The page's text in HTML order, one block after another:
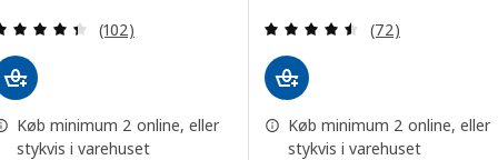
Anmeld: 4.4 ud af 5 Stjerner. Anmeldelser i alt:
(102)
Køb minimum 2 online, eller
stykvis i varehuset
Anmeld: 4.5 ud
(72)
Køb minimum 2 online, eller
stykvis i varehuset